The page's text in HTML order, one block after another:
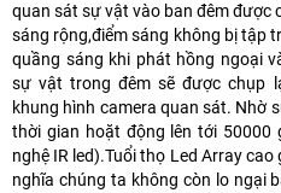
quan sát sự vật vào ban đêm được
sáng rộng,điểm sáng không bị tập
quầng sáng khi phát hồng ngoại
sự vật trong đêm sẽ được chụp
khung hình camera quan sát. Nhờ
thời gian hoặt động lên tới 50000
nghệ IR led).Tuổi thọ Led Array cao
nghĩa chúng ta không còn lo ngại